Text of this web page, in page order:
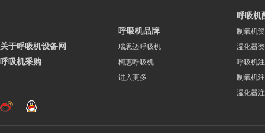
关于呼吸机设备网
呼吸机采购
呼吸机品牌
瑞思迈呼吸机
柯惠呼吸机
进入更多
呼吸机
制氧机
湿化器
呼吸机
制氧机
湿化器